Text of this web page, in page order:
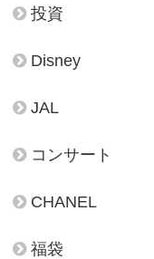
投資
Disney
JAL
コンサート
CHANEL
福袋